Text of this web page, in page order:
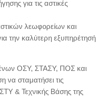
για τις αστικές
λεωφορείων και
την καλύτερη εξυπηρέτησή
ΟΣΥ, ΣΤΑΣΥ, ΠΟΣ και
σταματήσει τις
& Τεχνικής Βάσης της